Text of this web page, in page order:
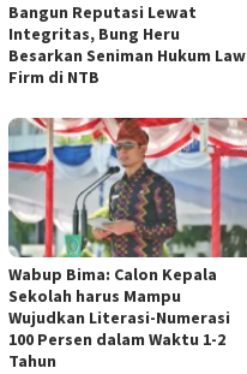
Bangun Reputasi Lewat
Integritas, Bung Heru
Besarkan Seniman Hukum Law
Firm di NTB
Wabup Bima: Calon Kepala
Sekolah harus Mampu
Wujudkan Literasi-Numerasi
100 Persen dalam Waktu 1-2
Tahun